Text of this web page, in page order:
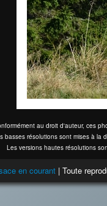
au droit d'auteur, ces
basses résolutions sont mises à la
Les versions hautes résolutions
en courant | Toute